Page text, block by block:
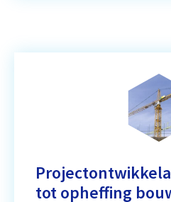
tot opheffing